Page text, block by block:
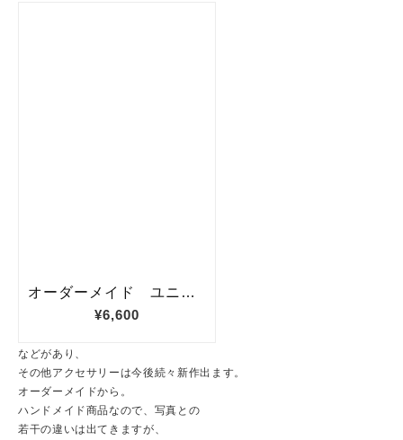
などがあり、
その他アクセサリーは今後続々新作出ます。
オーダーメイドから。
ハンドメイド商品なので、写真との
若干の違いは出てきますが、